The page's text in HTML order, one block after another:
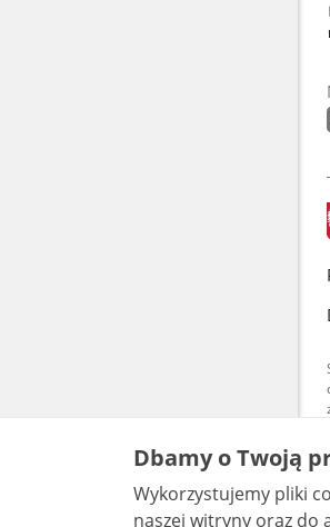
Dbamy o Twoją
Wykorzystujemy pliki
naszej witryny oraz do